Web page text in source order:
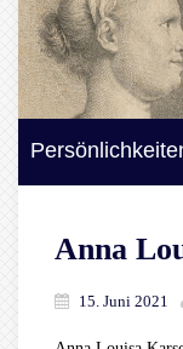
Anna
15. Juni 2021